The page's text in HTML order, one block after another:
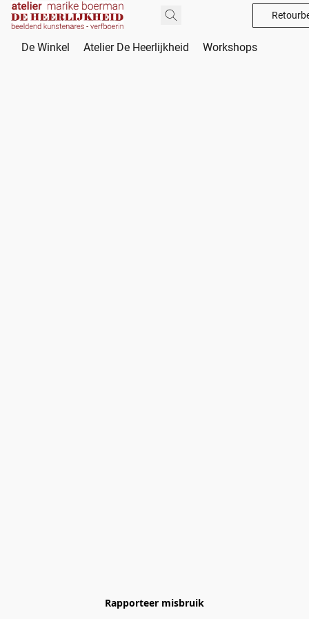
De Winkel Atelier De Heerlijkheid Workshops
Rapporteer misbruik